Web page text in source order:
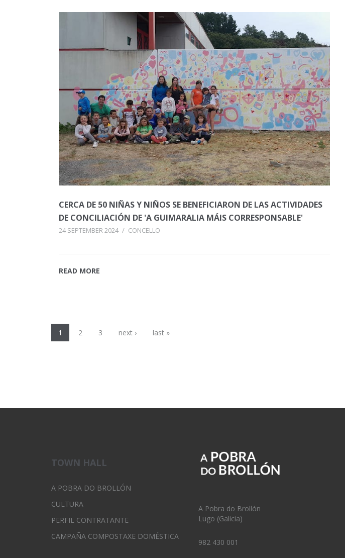
CERCA DE 50 NIÑAS Y NIÑOS SE BENEFICIARON DE LAS ACTIVIDADES
DE CONCILIACIÓN DE 'A GUIMARALIA MÁIS CORRESPONSABLE'
24 SEPTEMBER 2024 / CONCELLO
READ MORE
1 2 3 next › last »
TOWN HALL
A POBRA DO BROLLÓN
CULTURA
PERFIL CONTRATANTE
CAMPAÑA COMPOSTAXE DOMÉSTICA
A Pobra do Brollón
Lugo (Galicia)
982 430 001